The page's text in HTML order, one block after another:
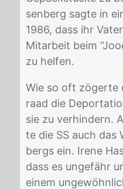
sen­berg sag­te in
1986, dass ihr
Mit­ar­beit beim
zu hel­fen.
Wie so oft
raad die
sie zu ver­hin­dern.
te die SS auch
bergs ein. Ire­ne
dass es un­ge­fähr
ei­nem